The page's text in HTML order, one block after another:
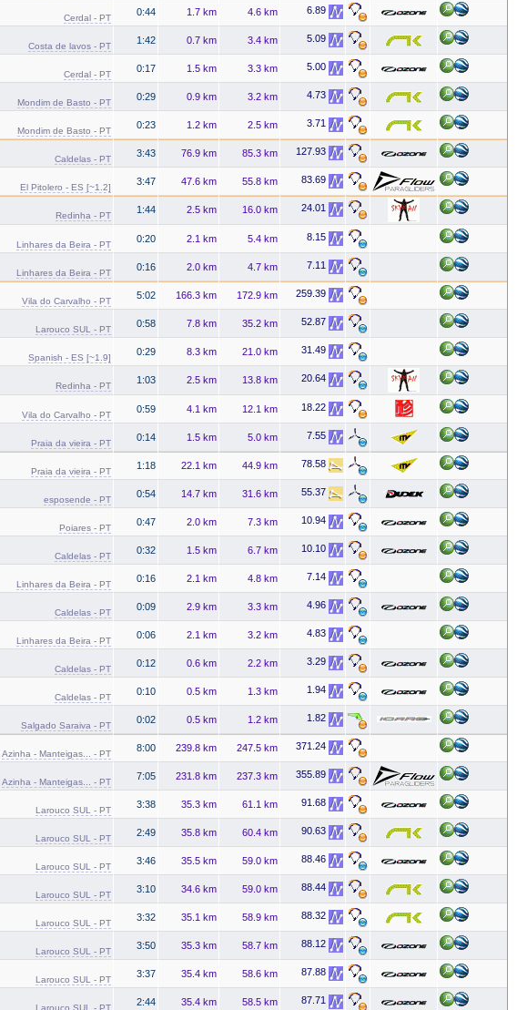
Cerdal - PT
0:44 1.7 km 4.6 km 6.89
Costa de lavos - PT
1:42 0.7 km 3.4 km 5.09
Cerdal - PT
0:17 1.5 km 3.3 km 5.00
Mondim de Basto - PT
0:29 0.9 km 3.2 km 4.73
Mondim de Basto - PT
0:23 1.2 km 2.5 km 3.71
Caldelas - PT
3:43 76.9 km 85.3 km 127.93
El Pitolero - ES [~1.2]
3:47 47.6 km 55.8 km 83.69
Redinha - PT
1:44 2.5 km 16.0 km 24.01
Linhares da Beira - PT
0:20 2.1 km 5.4 km 8.15
Linhares da Beira - PT
0:16 2.0 km 4.7 km 7.11
Vila do Carvalho - PT
5:02 166.3 km 172.9 km 259.39
Larouco SUL - PT
0:58 7.8 km 35.2 km 52.87
Spanish - ES [~1.9]
0:29 8.3 km 21.0 km 31.49
Redinha - PT
1:03 2.5 km 13.8 km 20.64
Vila do Carvalho - PT
0:59 4.1 km 12.1 km 18.22
Praia da vieira - PT
0:14 1.5 km 5.0 km 7.55
Praia da vieira - PT
1:18 22.1 km 44.9 km 78.58
esposende - PT
0:54 14.7 km 31.6 km 55.37
Poiares - PT
0:47 2.0 km 7.3 km 10.94
Caldelas - PT
0:32 1.5 km 6.7 km 10.10
Linhares da Beira - PT
0:16 2.1 km 4.8 km 7.14
Caldelas - PT
0:09 2.9 km 3.3 km 4.96
Linhares da Beira - PT
0:06 2.1 km 3.2 km 4.83
Caldelas - PT
0:12 0.6 km 2.2 km 3.29
Caldelas - PT
0:10 0.5 km 1.3 km 1.94
Salgado Saraiva - PT
0:02 0.5 km 1.2 km 1.82
Azinha - Manteigas... - PT
8:00 239.8 km 247.5 km 371.24
Azinha - Manteigas... - PT
7:05 231.8 km 237.3 km 355.89
Larouco SUL - PT
3:38 35.3 km 61.1 km 91.68
Larouco SUL - PT
2:49 35.8 km 60.4 km 90.63
Larouco SUL - PT
3:46 35.5 km 59.0 km 88.46
Larouco SUL - PT
3:10 34.6 km 59.0 km 88.44
Larouco SUL - PT
3:32 35.1 km 58.9 km 88.32
Larouco SUL - PT
3:50 35.3 km 58.7 km 88.12
Larouco SUL - PT
3:37 35.4 km 58.6 km 87.88
Larouco SUL - PT
2:44 35.4 km 58.5 km 87.71